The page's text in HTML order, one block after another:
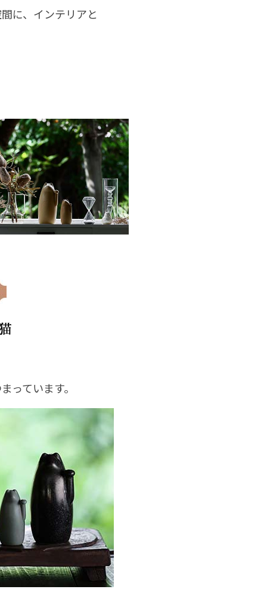
に、インテリアと
っています。